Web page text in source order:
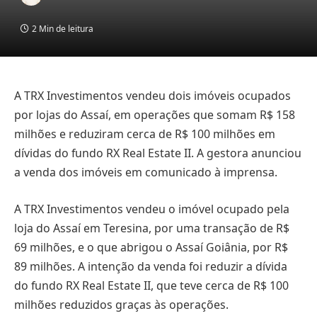
2 Min de leitura
A TRX Investimentos vendeu dois imóveis ocupados
por lojas do Assaí, em operações que somam R$ 158
milhões e reduziram cerca de R$ 100 milhões em
dívidas do fundo RX Real Estate II. A gestora anunciou
a venda dos imóveis em comunicado à imprensa.
A TRX Investimentos vendeu o imóvel ocupado pela
loja do Assaí em Teresina, por uma transação de R$
69 milhões, e o que abrigou o Assaí Goiânia, por R$
89 milhões. A intenção da venda foi reduzir a dívida
do fundo RX Real Estate II, que teve cerca de R$ 100
milhões reduzidos graças às operações.